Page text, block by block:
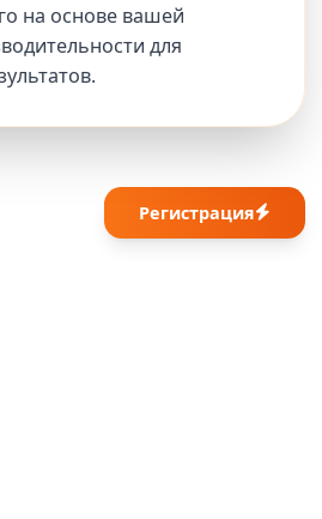
на основе вашей
для
Регистрация